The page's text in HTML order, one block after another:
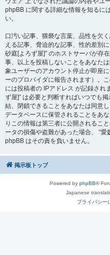
phpBB に関する詳細な情報を知るに
い。
口汚い記事、猥褻な言葉、品性を欠
える記事、脅迫的な記事、性的差別
砂庭[よろず屋]” のホストサーバが存
事、以上を投稿しないことをあなた
象ユーザーのアカウント停止が即座
ーのプロバイダに報告されます）。
には投稿者の IPアドレス が記録さ
ず屋]” は必要と判断すればいつでも
結、閉鎖できることをあなたは同意
データベースに保管されることをあ
りこの情報は第三者に公開されるこ
ータの損傷や盗難があった場合、 “
phpBB はその責を負いません。
掲示板トップ
Powered by phpBB®
Japanese
プライバシー